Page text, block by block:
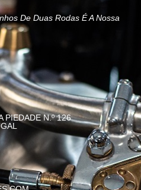
De Duas Rodas É A Nossa
PIEDADE N.º 126